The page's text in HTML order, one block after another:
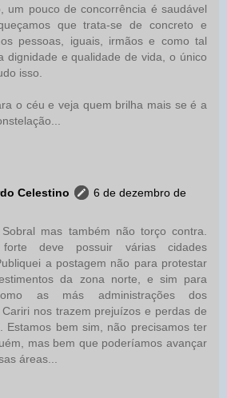
um pouco de concorrência é saudável
que trata-se de concreto e
pessoas, iguais, irmãos e como tal
dignidade e qualidade de vida, o único
isso.
o céu e veja quem brilha mais se é a
Celestino
6 de dezembro de
mas também não torço contra.
deve possuir várias cidades
a postagem não para protestar
da zona norte, e sim para
as más administrações dos
nos trazem prejuízos e perdas de
Estamos bem sim, não precisamos ter
mas bem que poderíamos avançar
áreas...